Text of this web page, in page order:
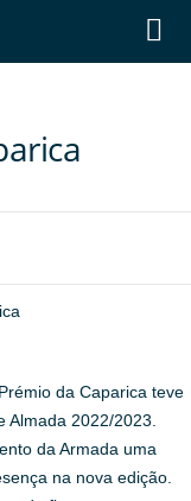
da Caparica teve
Almada 2022/2023.
da Armada uma
na nova edição.